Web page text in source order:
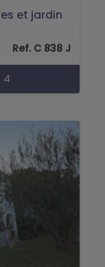
et jardin
Ref. C 838 J
4